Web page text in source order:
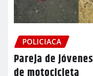
POLICIACA
Pareja de